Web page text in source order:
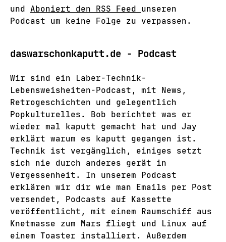
und Aboniert den RSS Feed unseren
Podcast um keine Folge zu verpassen.
daswarschonkaputt.de - Podcast
Wir sind ein Laber-Technik-
Lebensweisheiten-Podcast, mit News,
Retrogeschichten und gelegentlich
Popkulturelles. Bob berichtet was er
wieder mal kaputt gemacht hat und Jay
erklärt warum es kaputt gegangen ist.
Technik ist vergänglich, einiges setzt
sich nie durch anderes gerät in
Vergessenheit. In unserem Podcast
erklären wir dir wie man Emails per Post
versendet, Podcasts auf Kassette
veröffentlicht, mit einem Raumschiff aus
Knetmasse zum Mars fliegt und Linux auf
einem Toaster installiert. Außerdem